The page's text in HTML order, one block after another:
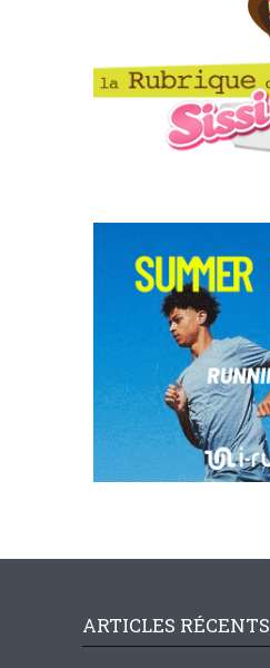
ARTICLES RÉCENTS